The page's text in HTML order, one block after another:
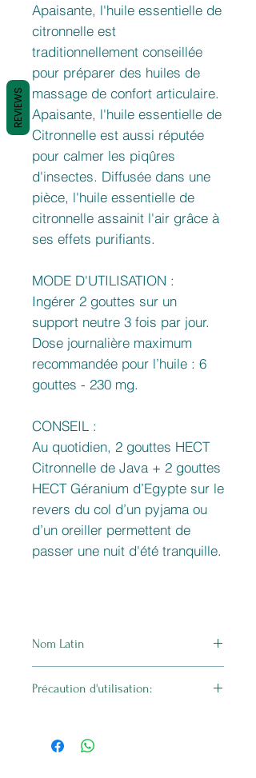
Apaisante, l'huile essentielle de
citronnelle est
traditionnellement conseillée
pour préparer des huiles de
massage de confort articulaire.
Apaisante, l'huile essentielle de
Citronnelle est aussi réputée
pour calmer les piqûres
d'insectes. Diffusée dans une
pièce, l'huile essentielle de
citronnelle assainit l'air grâce à
ses effets purifiants.
MODE D'UTILISATION :
Ingérer 2 gouttes sur un
support neutre 3 fois par jour.
Dose journalière maximum
recommandée pour l’huile : 6
gouttes - 230 mg.
CONSEIL :
Au quotidien, 2 gouttes HECT
Citronnelle de Java + 2 gouttes
HECT Géranium d’Egypte sur le
revers du col d’un pyjama ou
d’un oreiller permettent de
passer une nuit d'été tranquille.
Nom Latin
Précaution d'utilisation:
de la santé • Tenir hors de portée
des jeunes enfants. • Ne se substitue
REVIEWS